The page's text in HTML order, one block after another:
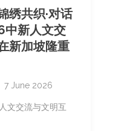
绣共织·对话
新人文交
新加坡隆重
7 June 2026
文交流与文明互